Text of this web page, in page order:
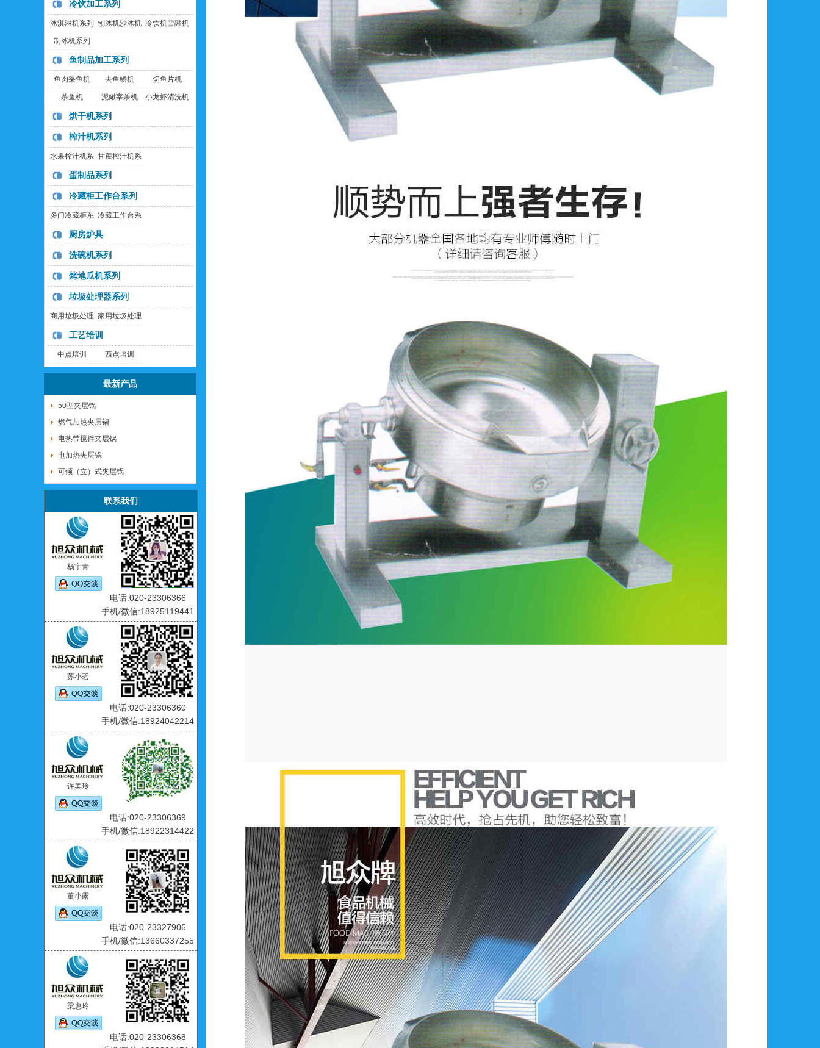
冷饮加工系列
冰淇淋机系列 刨冰机沙冰机 冷饮机雪融机
制冰机系列
鱼制品加工系列
鱼肉采鱼机 去鱼鳞机 切鱼片机
杀鱼机 泥鳅宰杀机 小龙虾清洗机
烘干机系列
榨汁机系列
水果榨汁机系
列
甘蔗榨汁机系
蛋制品系列
冷藏柜工作台系列
多门冷藏柜系
列
冷藏工作台系
厨房炉具
洗碗机系列
烤地瓜机系列
垃圾处理器系列
商用垃圾处理
器
家用垃圾处理
工艺培训
中点培训 西点培训
最新产品
50型夹层锅
燃气加热夹层锅
电热带搅拌夹层锅
电加热夹层锅
可倾（立）式夹层锅
联系我们
杨宇青
电话:020-23306366
手机/微信:18925119441
苏小碧
电话:020-23306360
手机/微信:18924042214
许美玲
电话:020-23306369
手机/微信:18922314422
董小露
电话:020-23327906
手机/微信:13660337255
梁惠玲
电话:020-23306368